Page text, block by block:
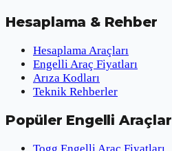
Hesaplama & Rehber
Hesaplama Araçları
Engelli Araç Fiyatları
Arıza Kodları
Teknik Rehberler
Popüler Engelli Araçlar